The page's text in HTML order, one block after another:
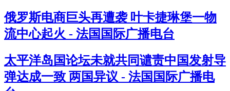
俄罗斯电商巨头再遭袭 叶卡捷琳堡一物
流中心起火 - 法国国际广播电台
太平洋岛国论坛未就共同谴责中国发射导
弹达成一致 两国异议 - 法国国际广播电